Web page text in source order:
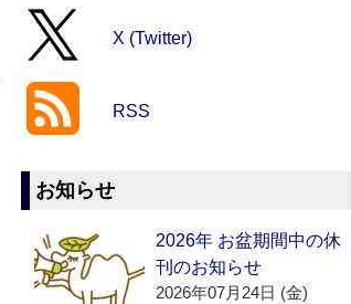
X (Twitter)
RSS
お知らせ
2026年 お盆期間中の休
刊のお知らせ
2026年07月24日 (金)